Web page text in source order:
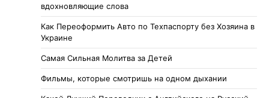
вдохновляющие слова
Как Переоформить Авто по Техпаспорту без Хозяина в
Украине
Самая Сильная Молитва за Детей
Фильмы, которые смотришь на одном дыхании